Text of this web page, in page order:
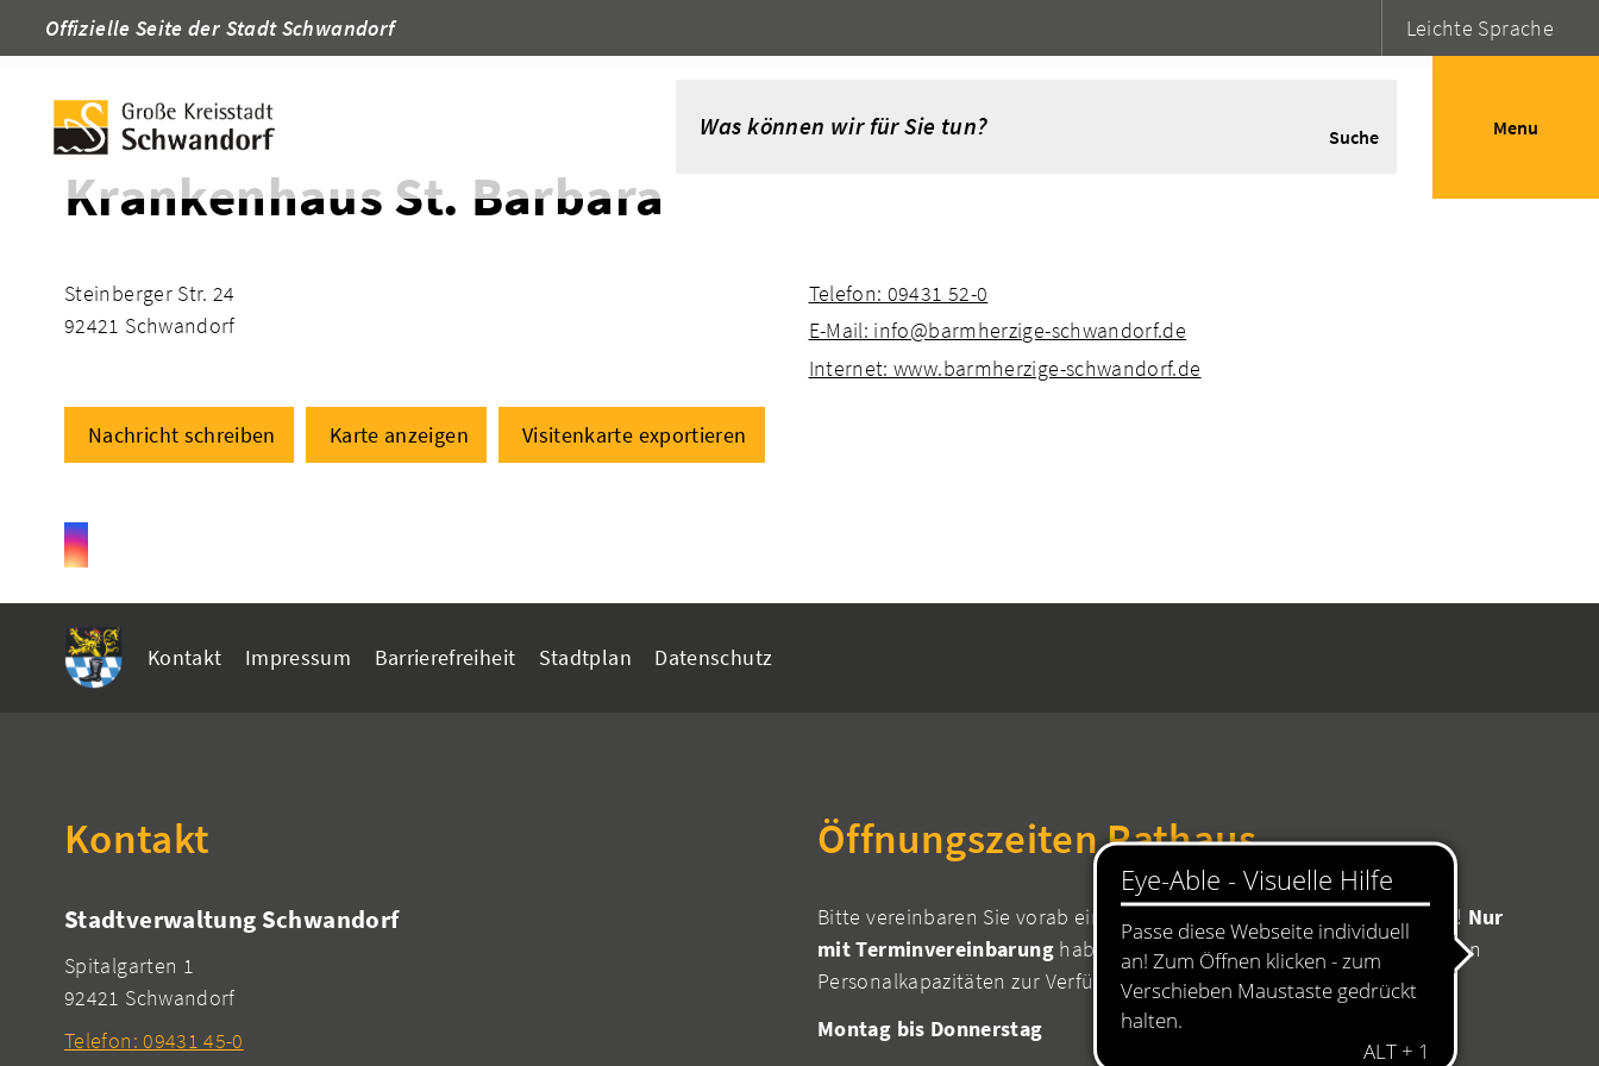
Offizielle Seite der Stadt Schwandorf Leichte Sprache
Suche Menu
Startseite Adressen
Krankenhaus St. Barbara
Steinberger Str. 24
92421 Schwandorf
Telefon: 09431 52-0
E-Mail: info@barmherzige-schwandorf.de
Internet: www.barmherzige-schwandorf.de
Nachricht schreiben Karte anzeigen Visitenkarte exportieren
Kontakt Impressum Barrierefreiheit Stadtplan Datenschutz
Kontakt
Stadtverwaltung Schwandorf
Spitalgarten 1
92421 Schwandorf
Telefon: 09431 45-0
Öffnungszeiten Rathaus
Bitte vereinbaren Sie vorab einen Termin mit Ihrer zuständigen Stelle! Nur
mit Terminvereinbarunghaben Sie die Sicherheit, dass für Ihr Anliegen
Personalkapazitäten zur Verfügung stehen.
Montag bis Donnerstag